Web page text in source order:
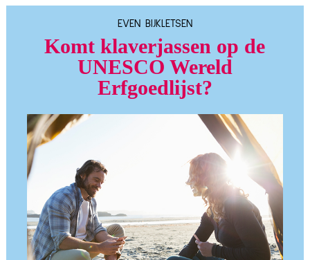
EVEN BIJKLETSEN
Komt klaverjassen op de
UNESCO Wereld
Erfgoedlijst?